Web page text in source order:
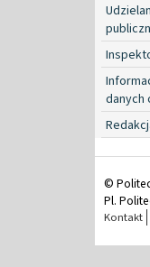
danych
©
Pl.
Kontakt